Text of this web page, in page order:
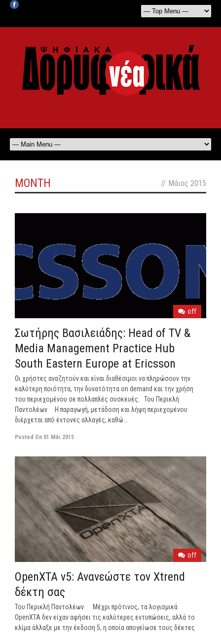
MONTH // Μάιος 2015
off
Σωτήρης Βασιλειάδης: Head of TV &
Media Management Practice Hub
South Eastern Europe at Ericsson
Οι χρήστες αναζητούν και είναι διαθέσιμοι να πληρώσουν την
καλύτερη ποιότητα, την δυνατότητα on demand και την χρήση
του περιεχομένου σε πολλαπλές συσκευές. Του Περικλή
Παντολέων Η παραγωγή, μετάδοση και λήψη περιεχομένου
διέρχεται από έντονες αλλαγές, καθώ...
Posted On 01 Μάι 2015
off
OpenXTA v5: Ανανεώστε τον Xtrend
δέκτη σας
Του Περικλή Παντολέων Μέχρι πρότινος, τα λογισμικά
OpenXTA δεν είχαν αφήσει τις καλύτερες εντυπώσεις, αλλά το
κλίμα άλλαξε με την έκδοση 5, η οποία απογείωσε τους δέκτες